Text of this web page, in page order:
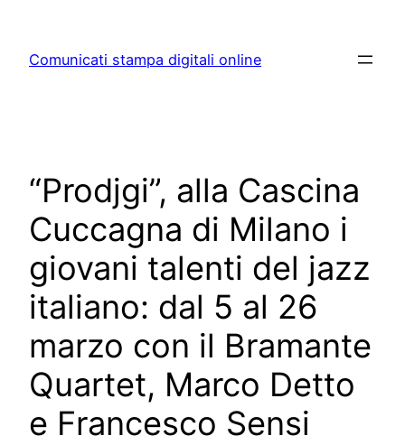
content
Comunicati stampa digitali online
“Prodjgi”, alla Cascina
Cuccagna di Milano i
giovani talenti del jazz
italiano: dal 5 al 26
marzo con il Bramante
Quartet, Marco Detto
e Francesco Sensi